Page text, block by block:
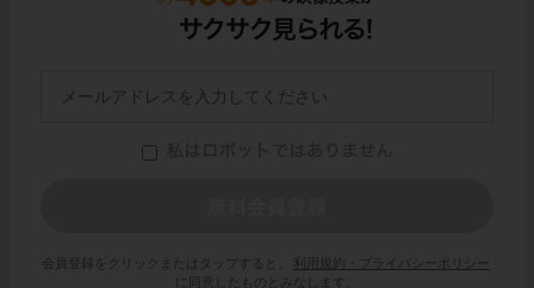
会員登録をクリックまたはタップすると、
利用規約・プライバシーポリシー
に同意したものとみなします。